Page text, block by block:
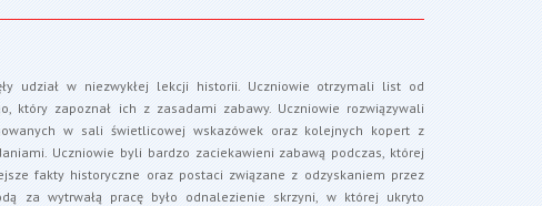
udział w niezwykłej lekcji historii. Uczniowie otrzymali list od
który zapoznał ich z zasadami zabawy. Uczniowie rozwiązywali
w sali świetlicowej wskazówek oraz kolejnych kopert z
Uczniowie byli bardzo zaciekawieni zabawą podczas, której
fakty historyczne oraz postaci związane z odzyskaniem przez
za wytrwałą pracę było odnalezienie skrzyni, w której ukryto